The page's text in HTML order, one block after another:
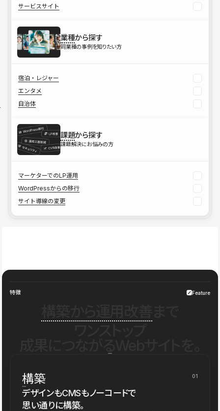
サービスサイト
業種から探す
同業種の事例を知りたい方
宿泊・レジャー
エンタメ
自治体
課題から探す
課題解決にお悩みの方
マーケターでのLP運用
WordPressからの移行
サイト導線の変更
特徴 Feature
構築 01
デザインもCMSもノーコードで
思い通りに構築。